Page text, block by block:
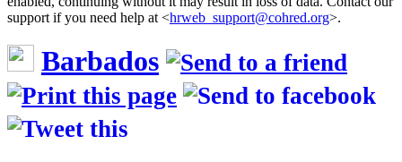
support if you need help at <hrweb_support@cohred.org>.
Barbados